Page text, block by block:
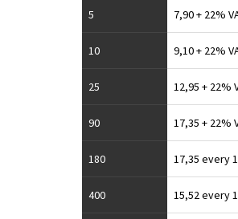
5 7,90 + 22%
10 9,10 + 22%
25 12,95 + 22%
90 17,35 + 22%
180 17,35 every
400 15,52 every